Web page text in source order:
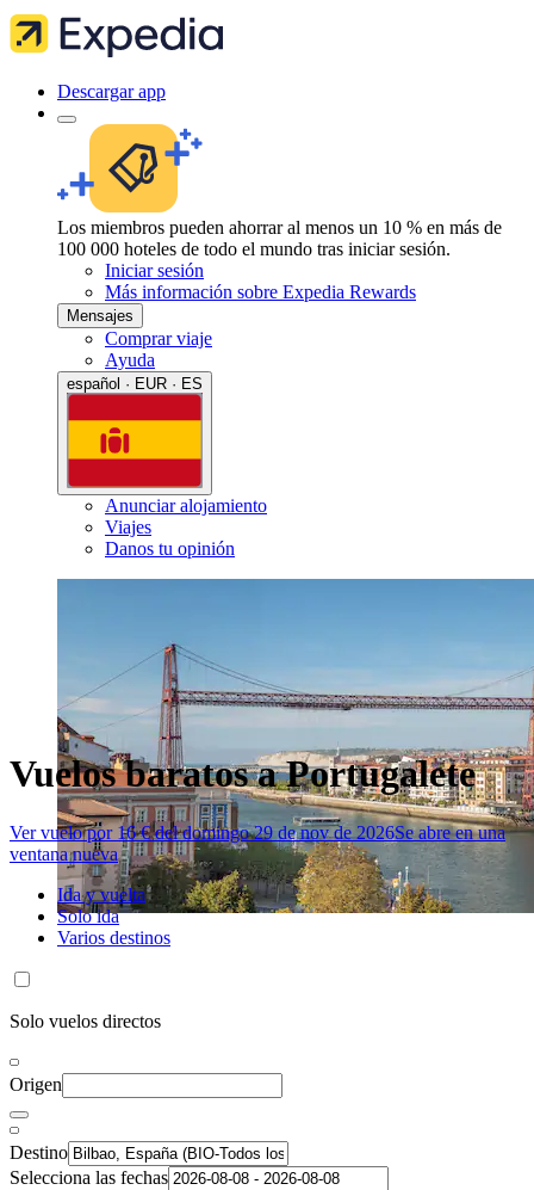
Descargar app
Los miembros pueden ahorrar al menos un 10 % en más de
100 000 hoteles de todo el mundo tras iniciar sesión.
Iniciar sesión
Más información sobre Expedia Rewards
Mensajes
Comprar viaje
Ayuda
español · EUR · ES
Anunciar alojamiento
Viajes
Danos tu opinión
Vuelos baratos a Portugalete
Ver vuelo por 16 € del domingo 29 de nov de 2026Se abre en una
ventana nueva
Ida y vuelta
Solo ida
Varios destinos
Solo vuelos directos
Origen
Destino
Selecciona las fechas